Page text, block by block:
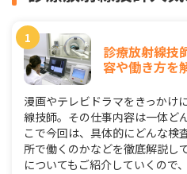
診療放射線技
容や働き方を
漫画やテレビドラマをきっかけ
線技師。その仕事内容は一体ど
こで今回は、具体的にどんな検
所で働くのかなどを徹底解説し
についてもご紹介していくので